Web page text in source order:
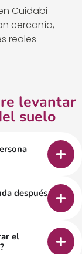
Cuidabi
cercanía,
reales
levantar
suelo
después
el